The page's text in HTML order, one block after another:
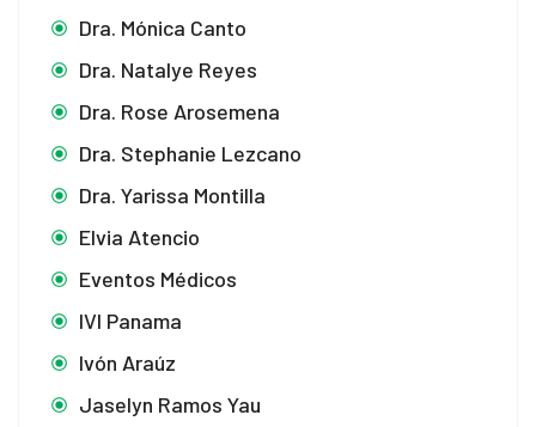
Dra. Mónica Canto
Dra. Natalye Reyes
Dra. Rose Arosemena
Dra. Stephanie Lezcano
Dra. Yarissa Montilla
Elvia Atencio
Eventos Médicos
IVI Panama
Ivón Araúz
Jaselyn Ramos Yau